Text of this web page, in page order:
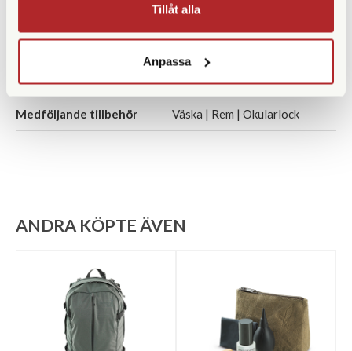
Tillåt alla
Anpassa
98
Djup (mm)
Garanti 10 år
Medföljande tillbehör Väska | Rem | Okularlock
ANDRA KÖPTE ÄVEN